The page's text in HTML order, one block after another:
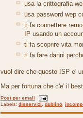
usa la crittografia
usa password wep
ti fa connettere
IP usando un
ti fa scoprire vita
ti fa fare danni
vuol dire che questo ISP e'
Ma per fortuna che c'e' il
Post per email
Labels: disservizi dublino